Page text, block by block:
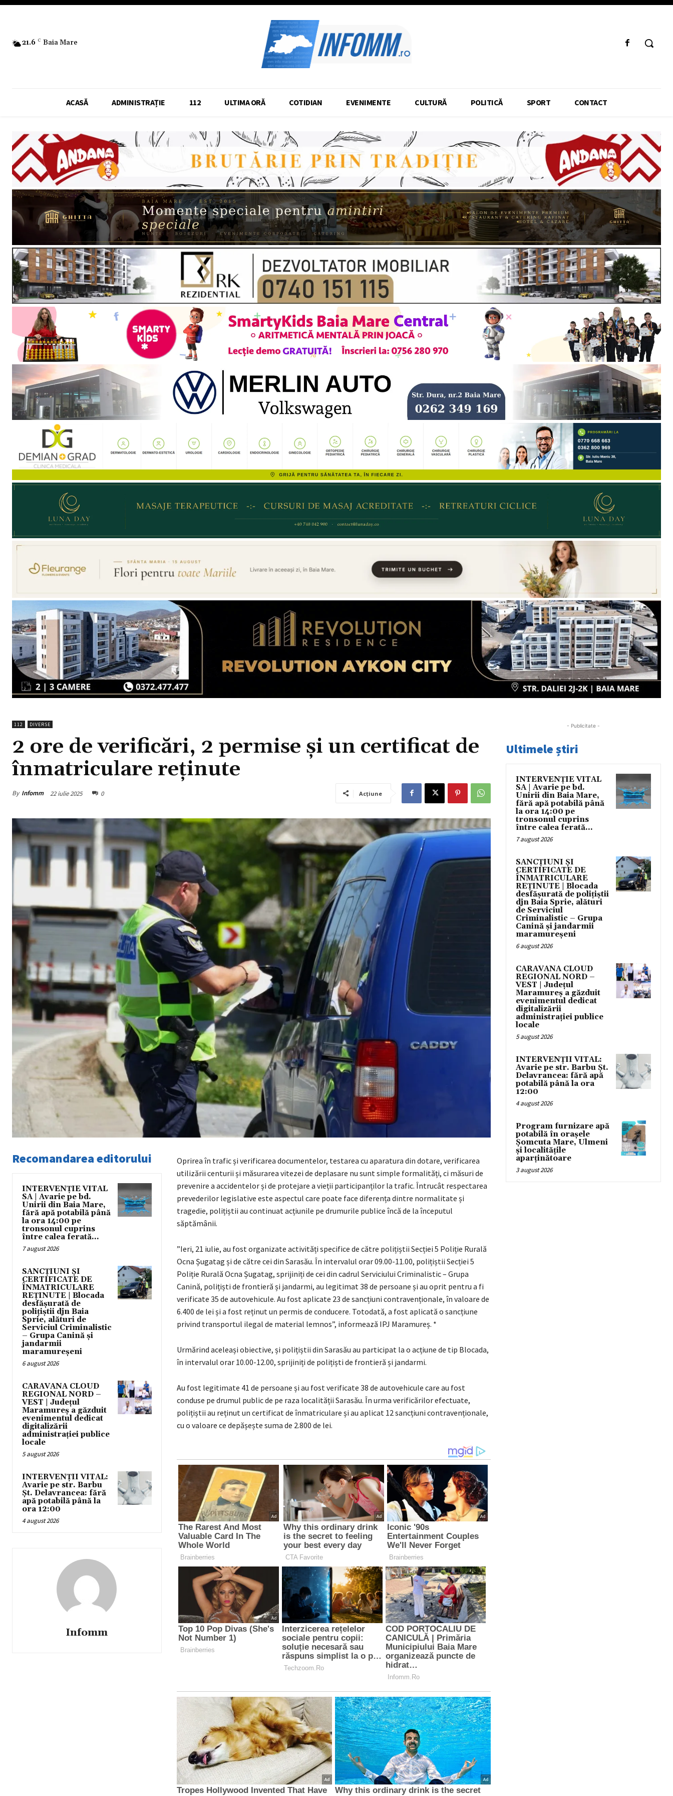
21.6 C Baia Mare
ACASĂ ADMINISTRAȚIE 112 ULTIMA ORĂ COTIDIAN EVENIMENTE CULTURĂ POLITICĂ SPORT CONTACT
112 DIVERSE
2 ore de verificări, 2 permise și un certificat de
înmatriculare reținute
By Infomm 22 iulie 2025 0 Acțiune
Recomandarea editorului
INTERVENȚIE VITAL
SA | Avarie pe bd.
Unirii din Baia Mare,
fără apă potabilă până
la ora 14:00 pe
tronsonul cuprins
între calea ferată...
7 august 2026
SANCȚIUNI ȘI
CERTIFICATE DE
ÎNMATRICULARE
REȚINUTE | Blocada
desfășurată de
polițiștii djn Baia
Sprie, alături de
Serviciul Criminalistic
– Grupa Canină și
jandarmii
maramureșeni
6 august 2026
CARAVANA CLOUD
REGIONAL NORD –
VEST | Județul
Maramureș a găzduit
evenimentul dedicat
digitalizării
administrației publice
locale
5 august 2026
INTERVENȚII VITAL:
Avarie pe str. Barbu
Șt. Delavrancea: fără
apă potabilă până la
ora 12:00
4 august 2026
Infomm
Oprirea în trafic și verificarea documentelor, testarea cu aparatura din dotare, verificarea
utilizării centurii și măsurarea vitezei de deplasare nu sunt simple formalități, ci măsuri de
prevenire a accidentelor și de protejare a vieții participanților la trafic. Întrucât respectarea
prevederilor legislative este aspectul care poate face diferența dintre normalitate și
tragedie, polițiștii au continuat acțiunile pe drumurile publice încă de la începutul
săptămânii.
”Ieri, 21 iulie, au fost organizate activități specifice de către polițiștii Secției 5 Poliție Rurală
Ocna Șugatag și de către cei din Sarasău. În intervalul orar 09.00-11.00, polițiștii Secției 5
Poliție Rurală Ocna Șugatag, sprijiniți de cei din cadrul Serviciului Criminalistic – Grupa
Canină, polițiști de frontieră și jandarmi, au legitimat 38 de persoane și au oprit pentru a fi
verificate 35 de autovehicule. Au fost aplicate 23 de sancțiuni contravenționale, în valoare de
6.400 de lei și a fost reținut un permis de conducere. Totodată, a fost aplicată o sancțiune
privind transportul ilegal de material lemnos”, informează IPJ Maramureș. *
Urmărind aceleași obiective, și polițiștii din Sarasău au participat la o acțiune de tip Blocada,
în intervalul orar 10.00-12.00, sprijiniți de polițiști de frontieră și jandarmi.
Au fost legitimate 41 de persoane și au fost verificate 38 de autovehicule care au fost
conduse pe drumul public de pe raza localității Sarasău. În urma verificărilor efectuate,
polițiștii au reținut un certificat de înmatriculare și au aplicat 12 sancțiuni contravenționale,
cu o valoare ce depășește suma de 2.800 de lei.
- Publicitate -
Ultimele știri
INTERVENȚIE VITAL
SA | Avarie pe bd.
Unirii din Baia Mare,
fără apă potabilă până
la ora 14:00 pe
tronsonul cuprins
între calea ferată...
7 august 2026
SANCȚIUNI ȘI
CERTIFICATE DE
ÎNMATRICULARE
REȚINUTE | Blocada
desfășurată de polițiștii
djn Baia Sprie, alături
de Serviciul
Criminalistic – Grupa
Canină și jandarmii
maramureșeni
6 august 2026
CARAVANA CLOUD
REGIONAL NORD –
VEST | Județul
Maramureș a găzduit
evenimentul dedicat
digitalizării
administrației publice
locale
5 august 2026
INTERVENȚII VITAL:
Avarie pe str. Barbu Șt.
Delavrancea: fără apă
potabilă până la ora
12:00
4 august 2026
Program furnizare apă
potabilă în orașele
Șomcuta Mare, Ulmeni
și localitățile
aparținătoare
3 august 2026